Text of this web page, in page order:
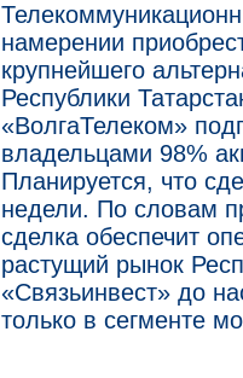
намерении
крупнейшего
Республики
«ВолгаТелеком»
владельцами 98%
Планируется, что
недели. По словам
сделка обеспечит
растущий рынок
«Связьинвест» до
только в сегменте